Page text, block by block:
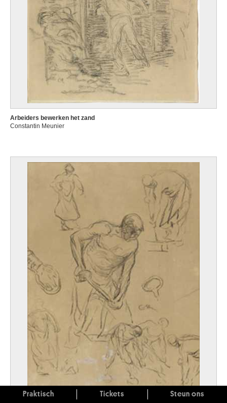
Arbeiders bewerken het zand
Constantin Meunier
Praktisch Tickets Steun ons